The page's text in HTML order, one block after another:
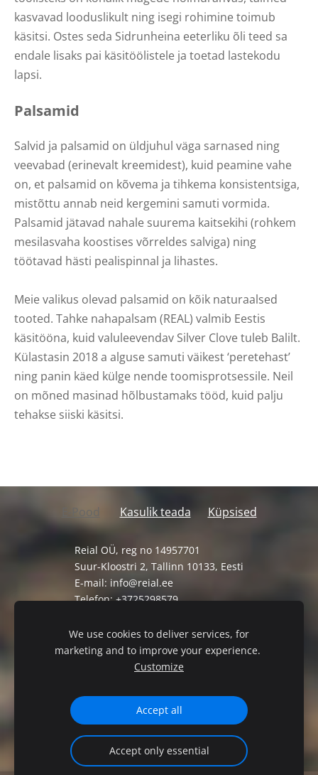
kasvavad looduslikult ning isegi rohimine toimub
käsitsi. Ostes seda Sidrunheina eeterliku õli teed sa
endale lisaks pai käsitöölistele ja toetad lastekodu
lapsi.
Palsamid
Salvid ja palsamid on üldjuhul väga sarnased ning
veevabad (erinevalt kreemidest), kuid peamine vahe
on, et palsamid on kõvema ja tihkema konsistentsiga,
mistõttu annab neid kergemini samuti vormida.
Palsamid jätavad nahale suurema kaitsekihi (rohkem
mesilasvaha koostises võrreldes salviga) ning
töötavad hästi pealispinnal ja lihastes.
Meie valikus olevad palsamid on kõik naturaalsed
tooted. Tahke nahapalsam (REAL) valmib Eestis
käsitööna, kuid valuleevendav Silver Clove tuleb Balilt.
Külastasin 2018 a alguse samuti väikest ‘peretehast’
ning panin käed külge nende toomisprotsessile. Neil
on mõned masinad hõlbustamaks tööd, kuid palju
tehakse siiski käsitsi.
E-Pood Kasulik teada Küpsised
Reial OÜ, reg no 14957701
Suur-Kloostri 2, Tallinn 10133, Eesti
E-mail: info@reial.ee
Telefon: +3725298579
Müügi-ja tagastustingimused
Privaatsuspoliitika
We use cookies to deliver services, for
marketing and to improve your experience.
Customize
Accept all
Accept only essential